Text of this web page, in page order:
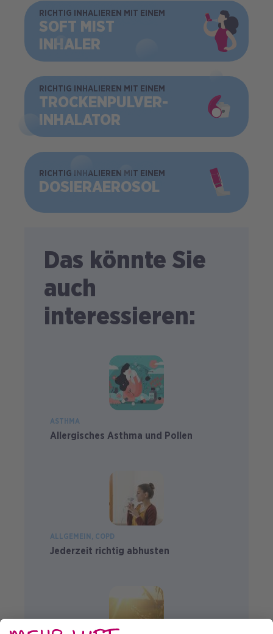
BILD
RICHTIG INHALIEREN MIT EINEM
SOFT MIST
INHALER
BILD
RICHTIG INHALIEREN MIT EINEM
TROCKEN­PULVER­
INHALATOR
BILD
RICHTIG INHALIEREN MIT EINEM
DOSIER­AEROSOL
Das könnte Sie
auch
interessieren:
ASTHMA
Allergisches Asthma und Pollen
ALLGEMEIN COPD
Jederzeit richtig abhusten